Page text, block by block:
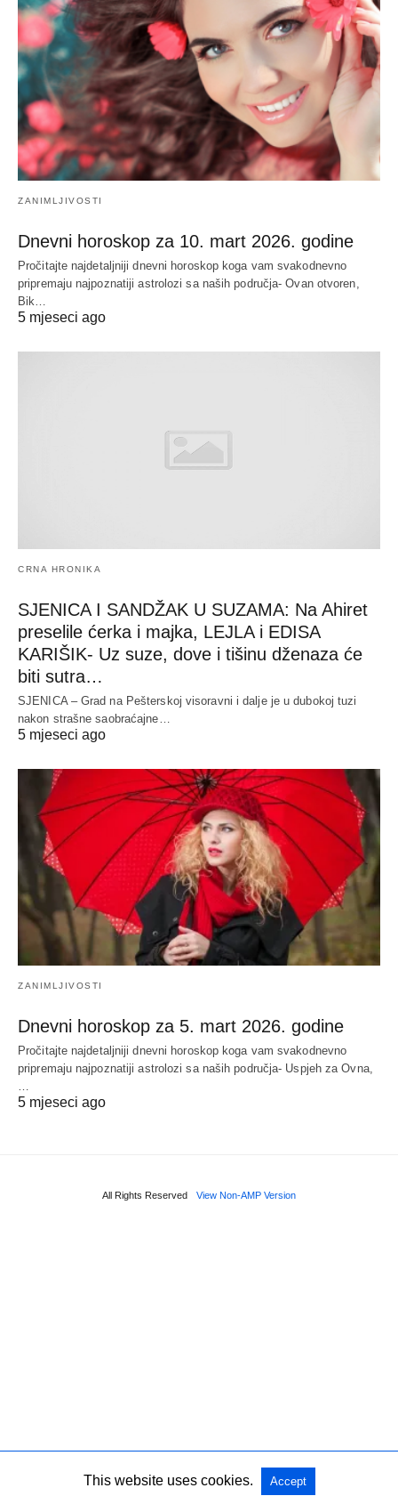
ZANIMLJIVOSTI
Dnevni horoskop za 10. mart 2026. godine
Pročitajte najdetaljniji dnevni horoskop koga vam svakodnevno
pripremaju najpoznatiji astrolozi sa naših područja- Ovan otvoren,
Bik…
5 mjeseci ago
CRNA HRONIKA
SJENICA I SANDŽAK U SUZAMA: Na Ahiret
preselile ćerka i majka, LEJLA i EDISA
KARIŠIK- Uz suze, dove i tišinu dženaza će
biti sutra…
SJENICA – Grad na Pešterskoj visoravni i dalje je u dubokoj tuzi
nakon strašne saobraćajne…
5 mjeseci ago
ZANIMLJIVOSTI
Dnevni horoskop za 5. mart 2026. godine
Pročitajte najdetaljniji dnevni horoskop koga vam svakodnevno
pripremaju najpoznatiji astrolozi sa naših područja- Uspjeh za Ovna,
…
5 mjeseci ago
All Rights Reserved View Non-AMP Version
This website uses cookies. Accept